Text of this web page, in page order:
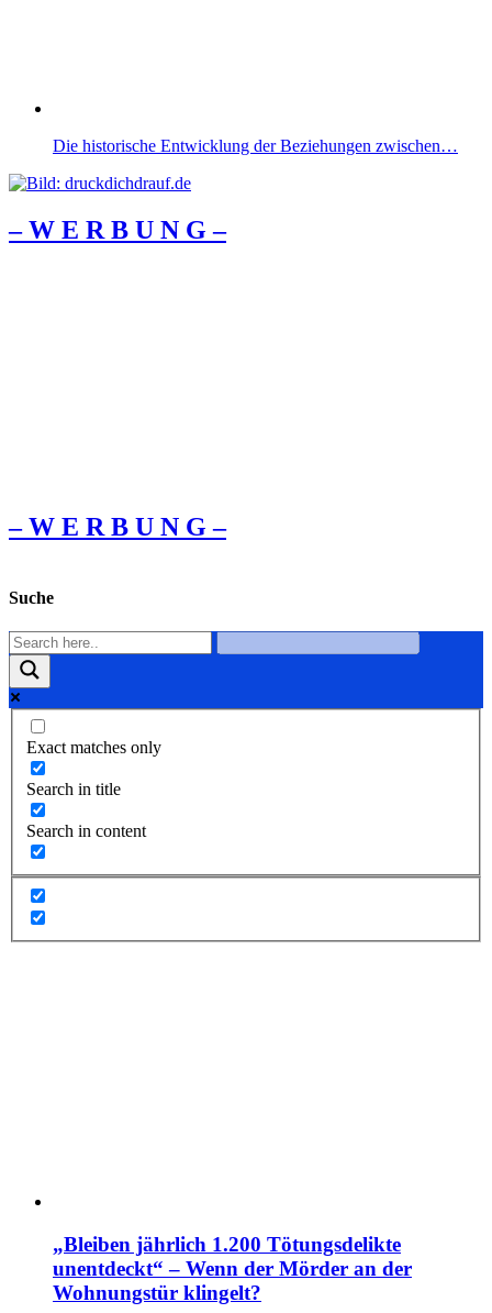
Die historische Entwicklung der Beziehungen zwischen…
– W Ε R Β U Ν G –
– W Ε R Β U Ν G –
Suche
Exact matches only
Search in title
Search in content
„Bleiben jährlich 1.200 Tötungsdelikte
unentdeckt“ – Wenn der Mörder an der
Wohnungstür klingelt?